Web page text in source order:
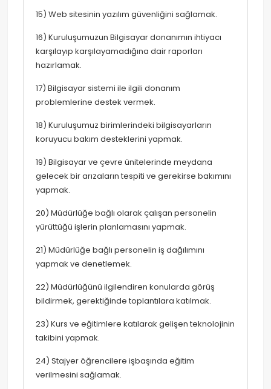
15) Web sitesinin yazılım güvenliğini sağlamak.
16) Kuruluşumuzun Bilgisayar donanımın ihtiyacı
karşılayıp karşılayamadığına dair raporları
hazırlamak.
17) Bilgisayar sistemi ile ilgili donanım
problemlerine destek vermek.
18) Kuruluşumuz birimlerindeki bilgisayarların
koruyucu bakım desteklerini yapmak.
19) Bilgisayar ve çevre ünitelerinde meydana
gelecek bir arızaların tespiti ve gerekirse bakımını
yapmak.
20) Müdürlüğe bağlı olarak çalışan personelin
yürüttüğü işlerin planlamasını yapmak.
21) Müdürlüğe bağlı personelin iş dağılımını
yapmak ve denetlemek.
22) Müdürlüğünü ilgilendiren konularda görüş
bildirmek, gerektiğinde toplantılara katılmak.
23) Kurs ve eğitimlere katılarak gelişen teknolojinin
takibini yapmak.
24) Stajyer öğrencilere işbaşında eğitim
verilmesini sağlamak.